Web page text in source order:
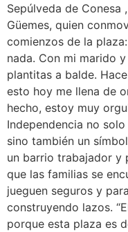
Sepúlveda de Conesa
Güemes, quien
comienzos de la
nada. Con mi marido
plantitas a balde.
esto hoy me llena de
hecho, estoy muy
Independencia no
sino también un
un barrio trabajador y
que las familias se
jueguen seguros y
construyendo lazos.
porque esta plaza es